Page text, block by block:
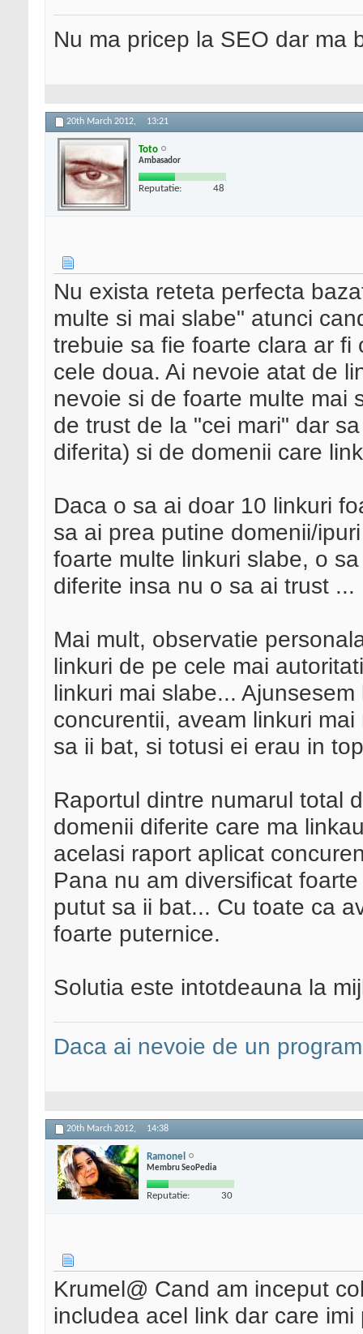
Nu ma pricep la SEO dar ma
20th March 2012, 13:21
Toto
Ambasador
Reputatie: 48
Nu exista reteta perfecta
multe si mai slabe" atunci
trebuie sa fie foarte clara ar
cele doua. Ai nevoie atat de
nevoie si de foarte multe mai
de trust de la "cei mari" dar
diferita) si de domenii care
Daca o sa ai doar 10 linkuri
sa ai prea putine domenii/
foarte multe linkuri slabe, o
diferite insa nu o sa ai trust ...
Mai mult, observatie
linkuri de pe cele mai
linkuri mai slabe...
concurentii, aveam linkuri
sa ii bat, si totusi ei erau in
Raportul dintre numarul total
domenii diferite care ma
acelasi raport aplicat
Pana nu am diversificat
putut sa ii bat... Cu toate ca
foarte puternice.
Solutia este intotdeauna la
Daca ai nevoie de un
20th March 2012, 14:38
Ramonel
Membru SeoPedia
Reputatie: 30
Krumel@ Cand am inceput
includea acel link dar care